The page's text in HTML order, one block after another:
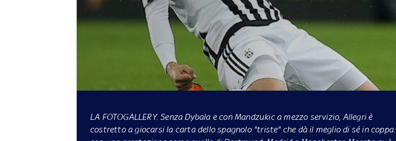
LA FOTOGALLERY.Senza Dybala e con Mandzukic a mezzo servizio, Allegri è
costretto a giocarsi la carta dello spagnolo "triste" che dà il meglio di sé in coppa: